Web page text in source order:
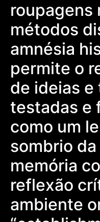
roupagens
métodos
amnésia
permite o
de ideias e
testadas e
como um
sombrio
memória
reflexão
ambiente